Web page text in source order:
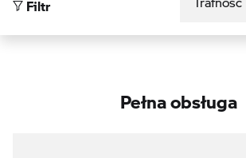
Pełna obsługa